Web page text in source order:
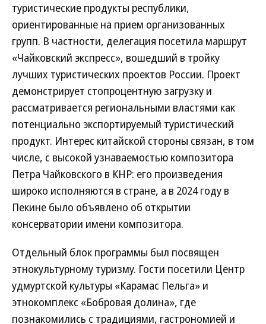
туристические продукты республики,
ориентированные на прием организованных
групп. В частности, делегация посетила маршрут
«Чайковский экспресс», вошедший в тройку
лучших туристических проектов России. Проект
демонстрирует стопроцентную загрузку и
рассматривается региональными властями как
потенциально экспортируемый туристический
продукт. Интерес китайской стороны связан, в том
числе, с высокой узнаваемостью композитора
Петра Чайковского в КНР: его произведения
широко исполняются в стране, а в 2024 году в
Пекине было объявлено об открытии
консерватории имени композитора.
Отдельный блок программы был посвящен
этнокультурному туризму. Гости посетили Центр
удмуртской культуры «Карамас Пельга» и
этнокомплекс «Бобровая долина», где
познакомились с традициями, гастрономией и